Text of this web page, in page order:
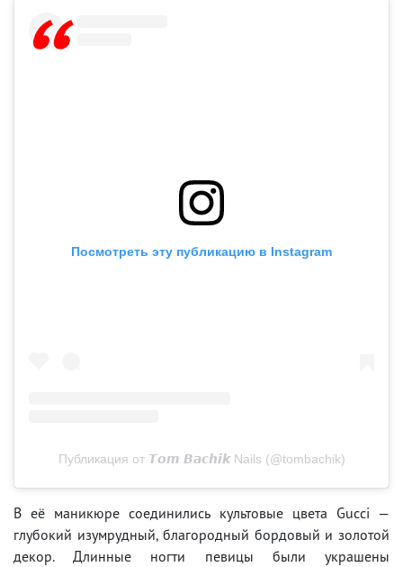
Посмотреть эту публикацию в Instagram
Публикация от 𝙏𝙤𝙢 𝘽𝙖𝙘𝙝𝙞𝙠 Nails (@tombachik)
В её маникюре соединились культовые цвета Gucci —
глубокий изумрудный, благородный бордовый и золотой
декор. Длинные ногти певицы были украшены